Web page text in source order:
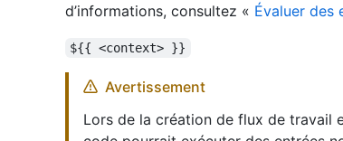
d’informations, consultez « Évaluer des
${{ <context> }}
Avertissement
Lors de la création de flux de travail